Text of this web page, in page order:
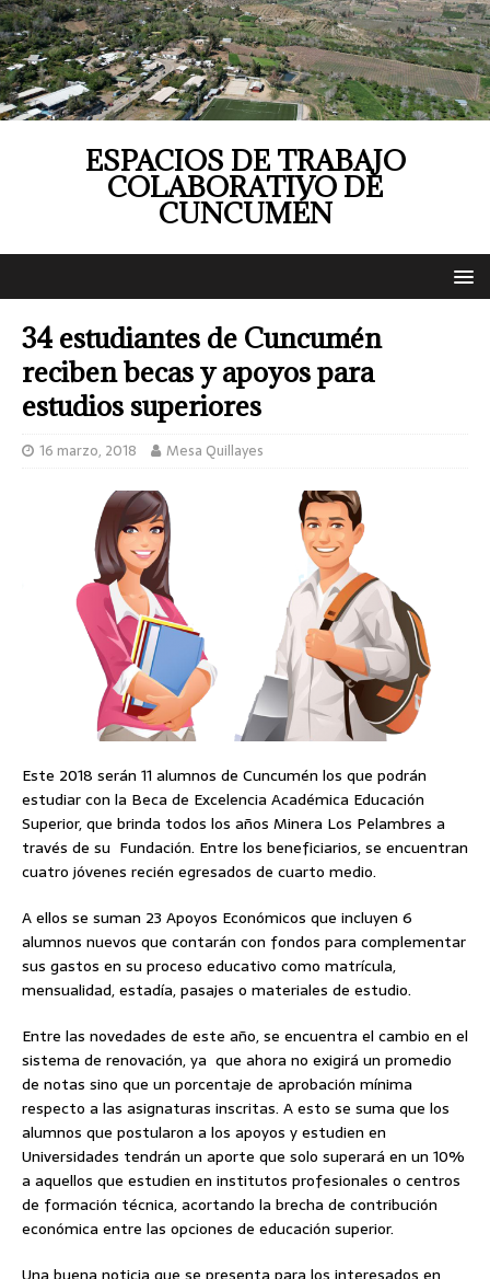
ESPACIOS DE TRABAJO
COLABORATIVO DE
CUNCUMÉN
34 estudiantes de Cuncumén
reciben becas y apoyos para
estudios superiores
16 marzo, 2018 Mesa Quillayes
Este 2018 serán 11 alumnos de Cuncumén los que podrán
estudiar con la Beca de Excelencia Académica Educación
Superior, que brinda todos los años Minera Los Pelambres a
través de su Fundación. Entre los beneficiarios, se encuentran
cuatro jóvenes recién egresados de cuarto medio.
A ellos se suman 23 Apoyos Económicos que incluyen 6
alumnos nuevos que contarán con fondos para complementar
sus gastos en su proceso educativo como matrícula,
mensualidad, estadía, pasajes o materiales de estudio.
Entre las novedades de este año, se encuentra el cambio en el
sistema de renovación, ya que ahora no exigirá un promedio
de notas sino que un porcentaje de aprobación mínima
respecto a las asignaturas inscritas. A esto se suma que los
alumnos que postularon a los apoyos y estudien en
Universidades tendrán un aporte que solo superará en un 10%
a aquellos que estudien en institutos profesionales o centros
de formación técnica, acortando la brecha de contribución
económica entre las opciones de educación superior.